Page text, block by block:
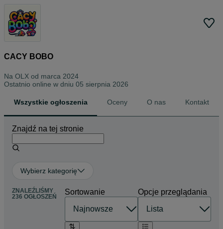
CACY BOBO
Na OLX od marca 2024
Ostatnio online w dniu 05 sierpnia 2026
Wszystkie ogłoszenia Oceny O nas Kontakt
Znajdź na tej stronie
Wybierz kategorię
ZNALEŹLIŚMY
236 OGŁOSZEŃ
Sortowanie Opcje przeglądania